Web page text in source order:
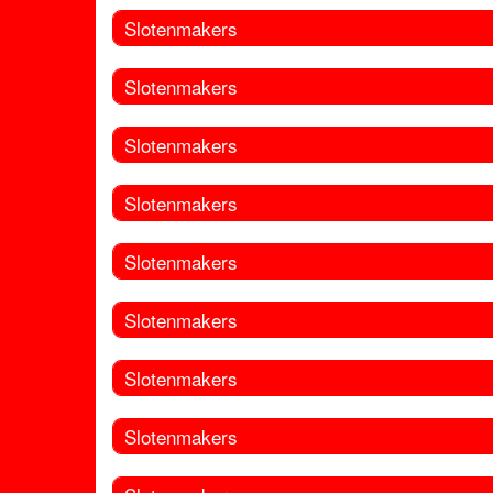
Slotenmakers
Slotenmakers
Slotenmakers
Slotenmakers
Slotenmakers
Slotenmakers
Slotenmakers
Slotenmakers